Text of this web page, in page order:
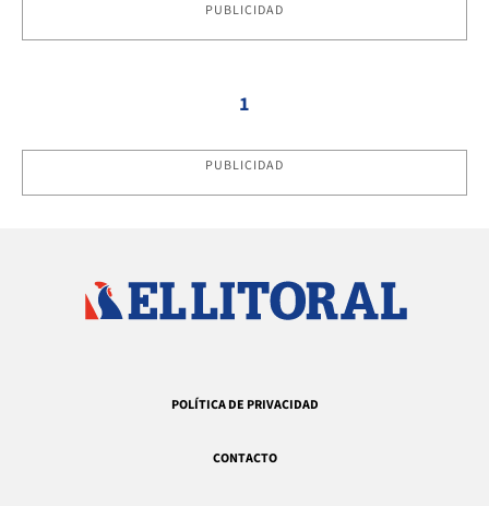
PUBLICIDAD
1
PUBLICIDAD
POLÍTICA DE PRIVACIDAD
CONTACTO